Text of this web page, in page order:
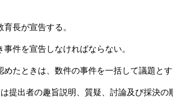
長が宣告する。
件を宣告しなければならない。
たときは、数件の事件を一括して議題とす
提出者の趣旨説明、質疑、討論及び採決の